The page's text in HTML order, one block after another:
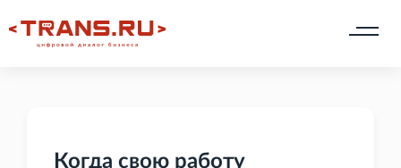
Когда свою работу